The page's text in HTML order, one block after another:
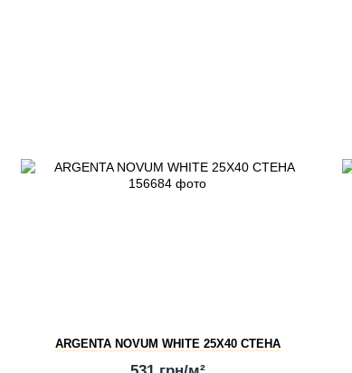
ARGENTA NOVUM WHITE 25X40 СТЕНА